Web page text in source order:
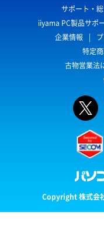
サポート・
iiyama PC製品サポ
企業情報
特定
古物営業法
Copyright 株式会